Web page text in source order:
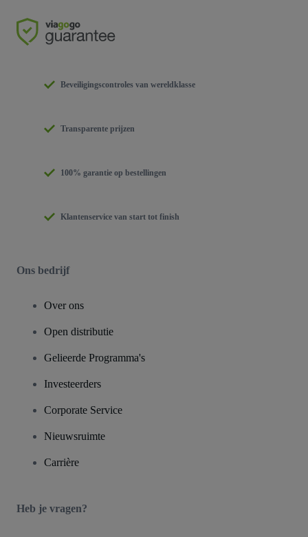
Beveiligingscontroles van wereldklasse
Transparente prijzen
100% garantie op bestellingen
Klantenservice van start tot finish
Ons bedrijf
Over ons
Open distributie
Gelieerde Programma's
Investeerders
Corporate Service
Nieuwsruimte
Carrière
Heb je vragen?